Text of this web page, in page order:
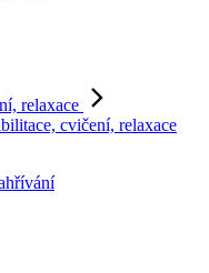
relaxace
cvičení, relaxace